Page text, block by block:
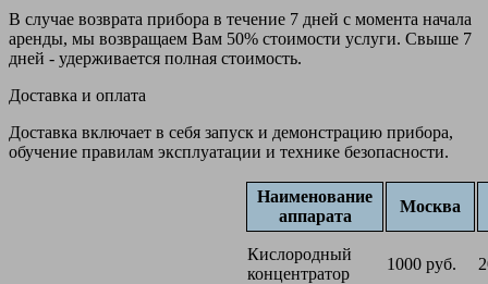
В случае возврата прибора в течение 7 дней с момента начала
аренды, мы возвращаем Вам 50% стоимости услуги. Свыше 7
дней - удерживается полная стоимость.
Доставка и оплата
Доставка включает в себя запуск и демонстрацию прибора,
обучение правилам эксплуатации и технике безопасности.
Наименование
аппарата
Москва
Кислородный
концентратор
1000 руб.